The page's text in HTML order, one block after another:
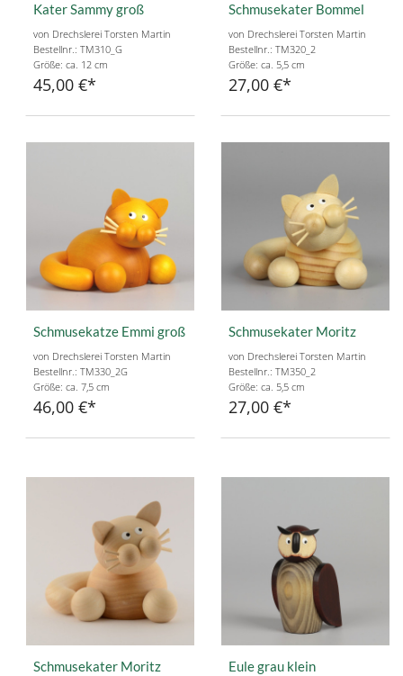
Kater Sammy groß
von Drechslerei Torsten Martin
Bestellnr.: TM310_G
Größe: ca. 12 cm
45,00 €
Schmusekater Bommel
von Drechslerei Torsten Martin
Bestellnr.: TM320_2
Größe: ca. 5,5 cm
27,00 €
Schmusekatze Emmi groß
von Drechslerei Torsten Martin
Bestellnr.: TM330_2G
Größe: ca. 7,5 cm
46,00 €
Schmusekater Moritz
von Drechslerei Torsten Martin
Bestellnr.: TM350_2
Größe: ca. 5,5 cm
27,00 €
Schmusekater Moritz
Eule grau klein